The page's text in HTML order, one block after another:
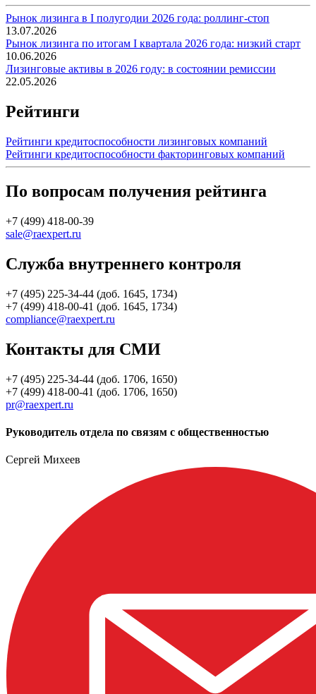
Рынок лизинга в I полугодии 2026 года: роллинг-стоп
13.07.2026
Рынок лизинга по итогам I квартала 2026 года: низкий старт
10.06.2026
Лизинговые активы в 2026 году: в состоянии ремиссии
22.05.2026
Рейтинги
Рейтинги кредитоспособности лизинговых компаний
Рейтинги кредитоспособности факторинговых компаний
По вопросам получения рейтинга
+7 (499) 418-00-39
sale@raexpert.ru
Служба внутреннего контроля
+7 (495) 225-34-44 (доб. 1645, 1734)
+7 (499) 418-00-41 (доб. 1645, 1734)
compliance@raexpert.ru
Контакты для СМИ
+7 (495) 225-34-44 (доб. 1706, 1650)
+7 (499) 418-00-41 (доб. 1706, 1650)
pr@raexpert.ru
Руководитель отдела по связям с общественностью
Сергей Михеев